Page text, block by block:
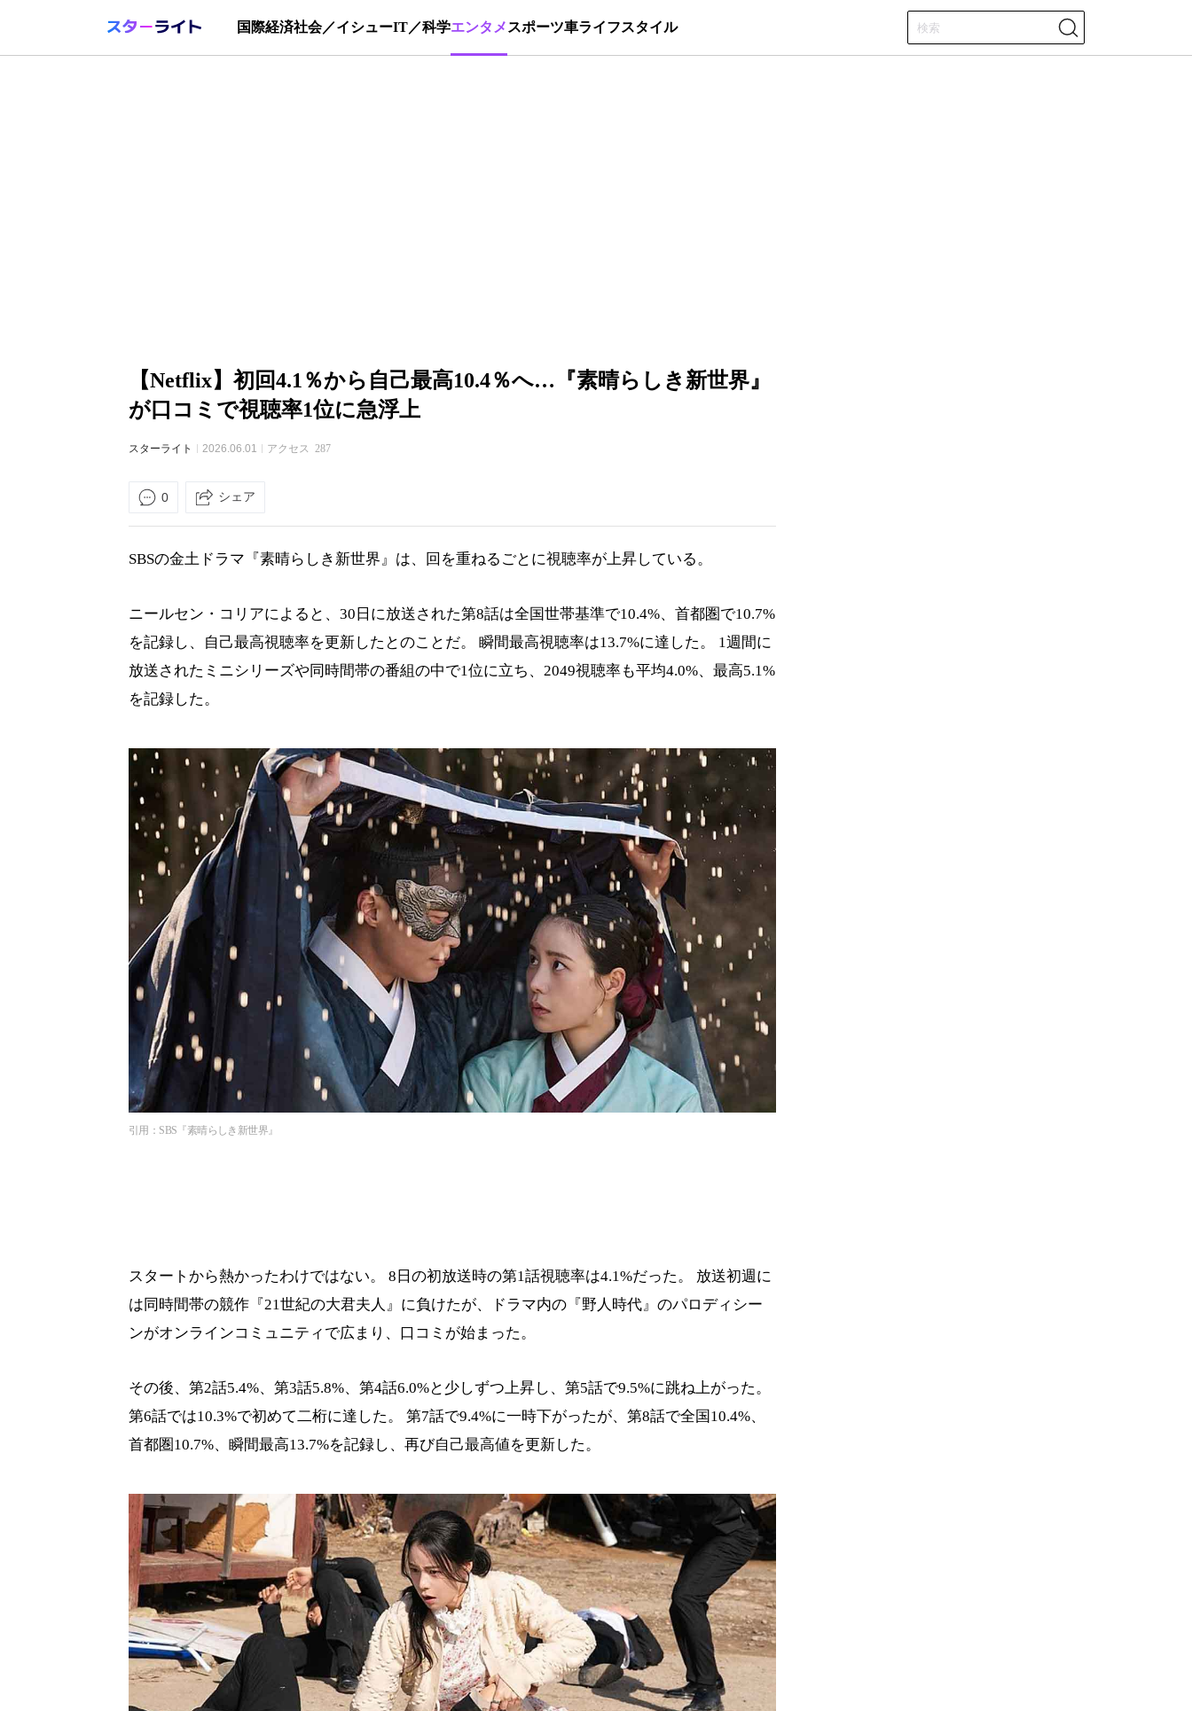
国際経済社会／イシューIT／科学エンタメ スポーツ車ライフスタイル
【Netflix】初回4.1％から自己最高10.4％へ…『素晴らしき新世界』
が口コミで視聴率1位に急浮上
スターライト 2026.06.01 アクセス 287
0 シェア
SBSの金土ドラマ『素晴らしき新世界』は、回を重ねるごとに視聴率が上昇している。
ニールセン・コリアによると、30日に放送された第8話は全国世帯基準で10.4%、首都圏で10.7%
を記録し、自己最高視聴率を更新したとのことだ。 瞬間最高視聴率は13.7%に達した。 1週間に
放送されたミニシリーズや同時間帯の番組の中で1位に立ち、2049視聴率も平均4.0%、最高5.1%
を記録した。
引用：SBS『素晴らしき新世界』
スタートから熱かったわけではない。 8日の初放送時の第1話視聴率は4.1%だった。 放送初週に
は同時間帯の競作『21世紀の大君夫人』に負けたが、ドラマ内の『野人時代』のパロディシー
ンがオンラインコミュニティで広まり、口コミが始まった。
その後、第2話5.4%、第3話5.8%、第4話6.0%と少しずつ上昇し、第5話で9.5%に跳ね上がった。
第6話では10.3%で初めて二桁に達した。 第7話で9.4%に一時下がったが、第8話で全国10.4%、
首都圏10.7%、瞬間最高13.7%を記録し、再び自己最高値を更新した。